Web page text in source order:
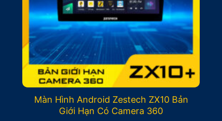
Màn Hình Android Zestech ZX10 Bản
Giới Hạn Có Camera 360